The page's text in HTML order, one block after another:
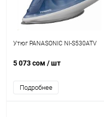
Утюг PANASONIC NI-S530ATV
5 073 сом / шт
Подробнее